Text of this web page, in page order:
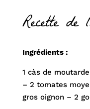
Recette
Ingrédients :
1 càs de
– 2 tomates
gros oignon – 2